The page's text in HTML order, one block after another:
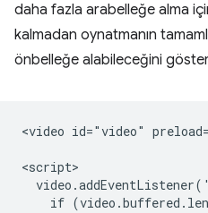
daha fazla arabelleğe alma
kalmadan oynatmanın
önbelleğe alabileceğini
<video id="video"
<script>
if